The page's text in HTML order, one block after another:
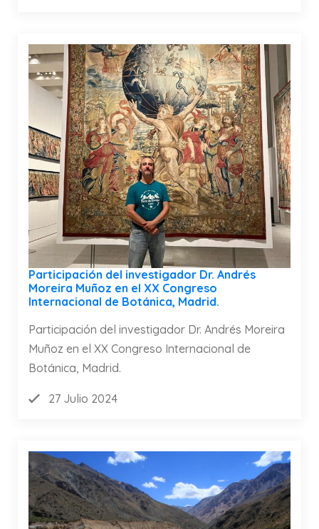
Participación del investigador Dr. Andrés
Moreira Muñoz en el XX Congreso
Internacional de Botánica, Madrid.
Participación del investigador Dr. Andrés Moreira
Muñoz en el XX Congreso Internacional de
Botánica, Madrid.
27 Julio 2024